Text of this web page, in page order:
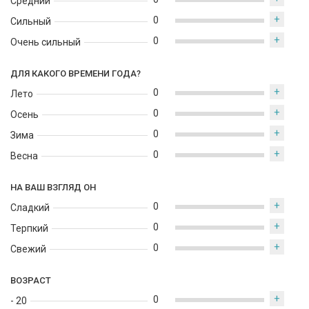
Сильный
Очень сильный
0 +
0 +
ДЛЯ КАКОГО ВРЕМЕНИ ГОДА?
Лето
Осень
Зима
Весна
0 +
0 +
0 +
0 +
НА ВАШ ВЗГЛЯД ОН
Сладкий
Терпкий
Свежий
0 +
0 +
0 +
ВОЗРАСТ
- 20 0 +